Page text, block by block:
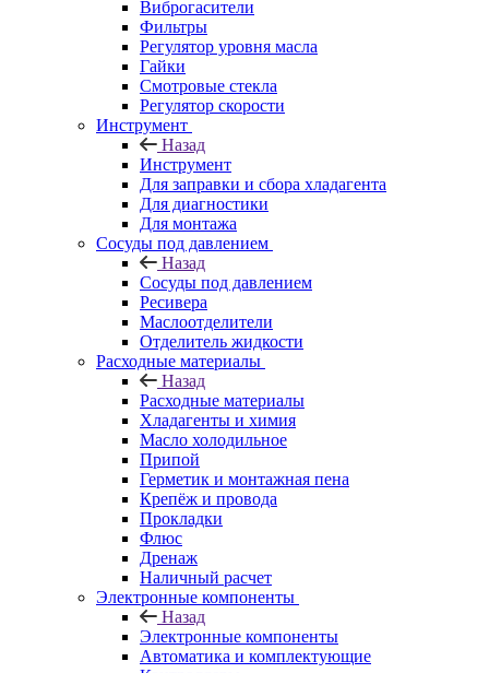
Виброгасители
Фильтры
Регулятор уровня масла
Гайки
Смотровые стекла
Регулятор скорости
Инструмент
Назад
Инструмент
Для заправки и сбора хладагента
Для диагностики
Для монтажа
Сосуды под давлением
Назад
Сосуды под давлением
Ресивера
Маслоотделители
Отделитель жидкости
Расходные материалы
Назад
Расходные материалы
Хладагенты и химия
Масло холодильное
Припой
Герметик и монтажная пена
Крепёж и провода
Прокладки
Флюс
Дренаж
Наличный расчет
Электронные компоненты
Назад
Электронные компоненты
Автоматика и комплектующие